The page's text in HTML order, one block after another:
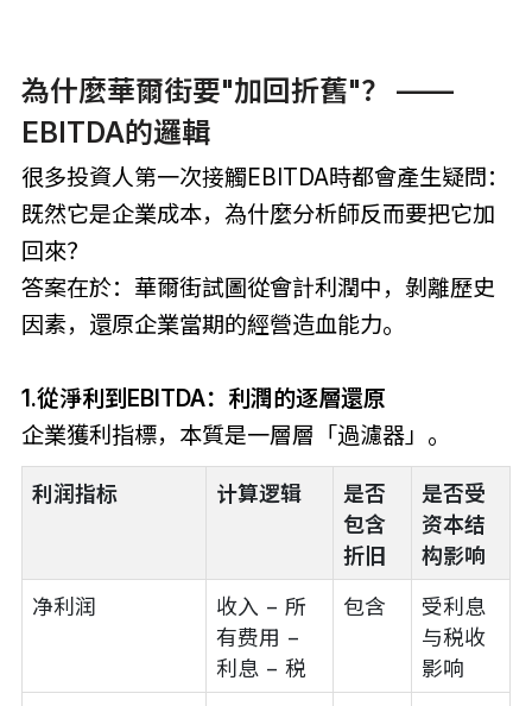
為什麼華爾街要"加回折舊"？ ——
EBITDA的邏輯
很多投資人第一次接觸EBITDA時都會產生疑問：
既然它是企業成本，為什麼分析師反而要把它加
回來？
答案在於：華爾街試圖從會計利潤中，剝離歷史
因素，還原企業當期的經營造血能力。
1.從淨利到EBITDA：利潤的逐層還原
企業獲利指標，本質是一層層「過濾器」。
利润指标 计算逻辑
是否
包含
折旧
是否受
资本结
构影响
净利润
收入 − 所
有费用 −
利息 − 税
包含
受利息
与税收
影响